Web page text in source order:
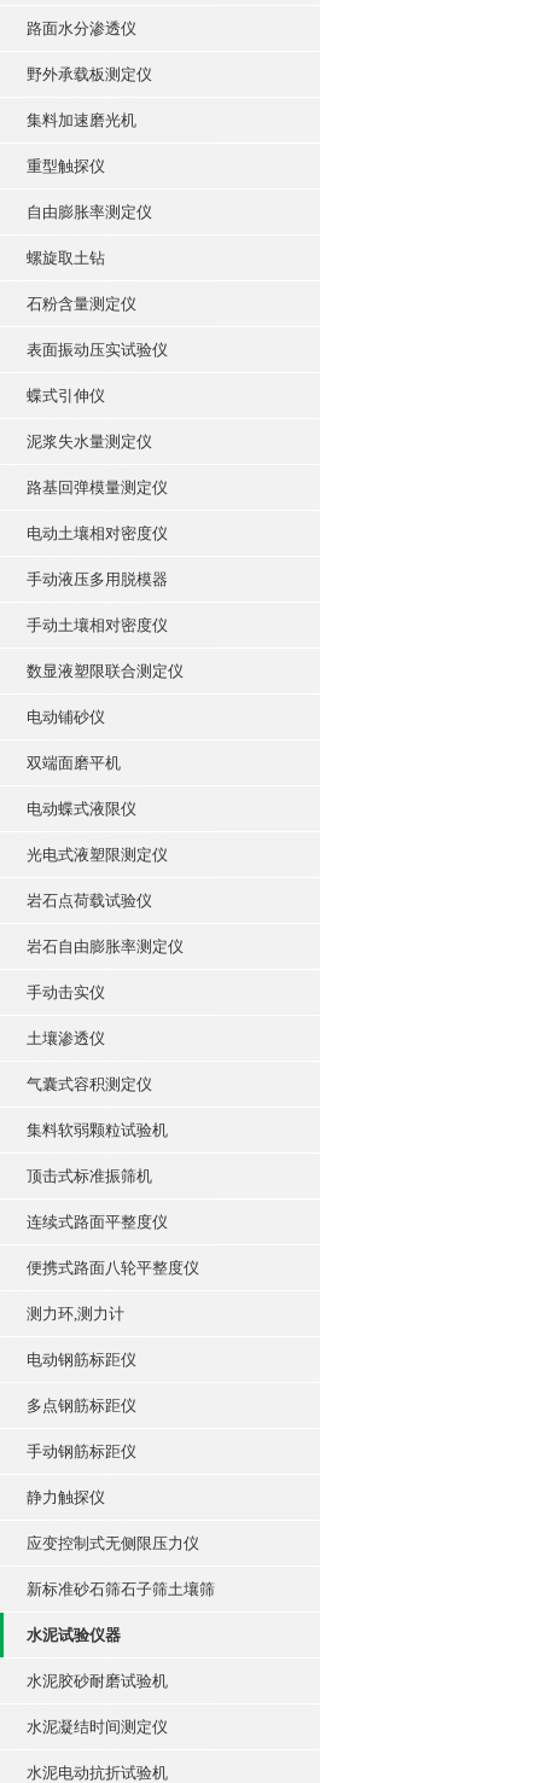
路面水分渗透仪
野外承载板测定仪
集料加速磨光机
重型触探仪
自由膨胀率测定仪
螺旋取土钻
石粉含量测定仪
表面振动压实试验仪
蝶式引伸仪
泥浆失水量测定仪
路基回弹模量测定仪
电动土壤相对密度仪
手动液压多用脱模器
手动土壤相对密度仪
数显液塑限联合测定仪
电动铺砂仪
双端面磨平机
电动蝶式液限仪
光电式液塑限测定仪
岩石点荷载试验仪
岩石自由膨胀率测定仪
手动击实仪
土壤渗透仪
气囊式容积测定仪
集料软弱颗粒试验机
顶击式标准振筛机
连续式路面平整度仪
便携式路面八轮平整度仪
测力环,测力计
电动钢筋标距仪
多点钢筋标距仪
手动钢筋标距仪
静力触探仪
应变控制式无侧限压力仪
新标准砂石筛石子筛土壤筛
水泥试验仪器
水泥胶砂耐磨试验机
水泥凝结时间测定仪
水泥电动抗折试验机